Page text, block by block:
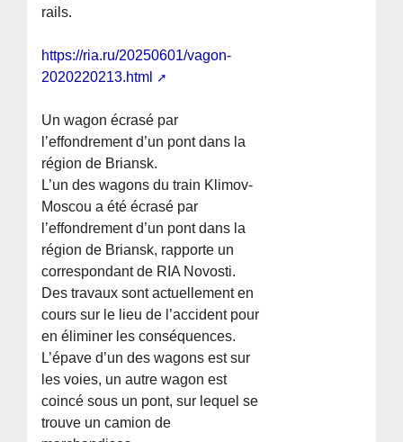
rails.
https://ria.ru/20250601/vagon-
2020220213.html
Un wagon écrasé par
l’effondrement d’un pont dans la
région de Briansk.
L’un des wagons du train Klimov-
Moscou a été écrasé par
l’effondrement d’un pont dans la
région de Briansk, rapporte un
correspondant de RIA Novosti.
Des travaux sont actuellement en
cours sur le lieu de l’accident pour
en éliminer les conséquences.
L’épave d’un des wagons est sur
les voies, un autre wagon est
coincé sous un pont, sur lequel se
trouve un camion de